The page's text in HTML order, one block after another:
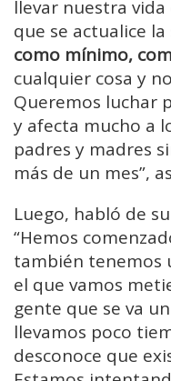
llevar nuestra
que se actualice
como mínimo,
cualquier cosa y
Queremos luchar
y afecta mucho a
padres y madres
más de un mes”,
Luego, habló de
“Hemos
también tenemos
el que vamos
gente que se va
llevamos poco
desconoce que